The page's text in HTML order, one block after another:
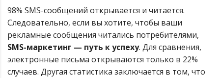
98% SMS-сообщений открывается и читается.
Следовательно, если вы хотите, чтобы ваши
рекламные сообщения читались потребителями,
SMS-маркетинг — путь к успеху. Для сравнения,
электронные письма открываются только в 22%
случаев. Другая статистика заключается в том, что